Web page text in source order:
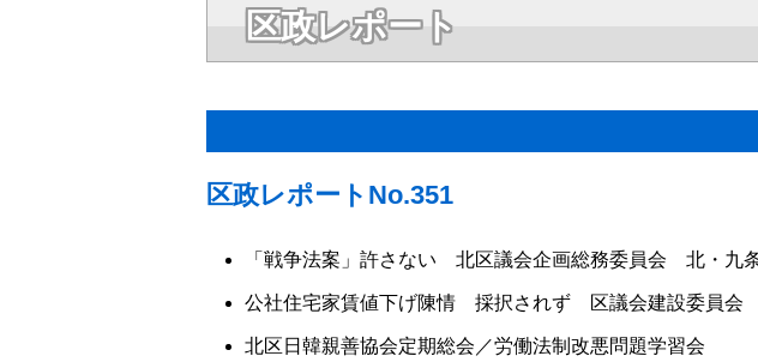
区政レポート
区政レポートNo.351
「戦争法案」許さない 北区議会企画総務委員会 北・九
公社住宅家賃値下げ陳情 採択されず 区議会建設委員会
北区日韓親善協会定期総会／労働法制改悪問題学習会